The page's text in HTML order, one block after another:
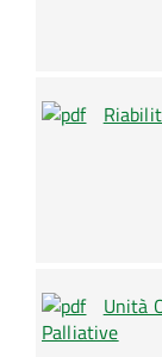
Unità
Palliative